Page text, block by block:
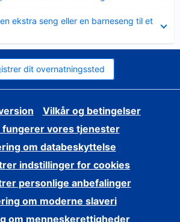
ekstra seng eller en barneseng til et
dit overnatningssted
Vilkår og betingelser
fungerer vores tjenester
om databeskyttelse
indstillinger for cookies
personlige anbefalinger
om moderne slaveri
om menneskerettigheder